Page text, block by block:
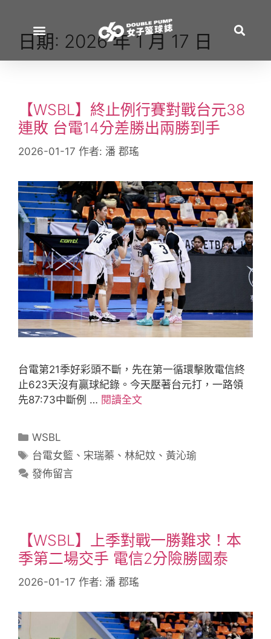
日期: 2026 年 1 月 17 日
【WSBL】終止例行賽對戰台元38
連敗 台電14分差勝出兩勝到手
2026-01-17 作者: 潘 郡瑤
台電第21季好彩頭不斷，先在第一循環擊敗電信終
止623天沒有贏球紀錄。今天壓著台元打，一路領
先87:73中斷例 … 閱讀全文
WSBL
台電女籃 、 宋瑞蓁 、林紀妏 、 黃沁瑜
發佈留言
【WSBL】上季對戰一勝難求！本
季第二場交手 電信2分險勝國泰
2026-01-17 作者: 潘 郡瑤